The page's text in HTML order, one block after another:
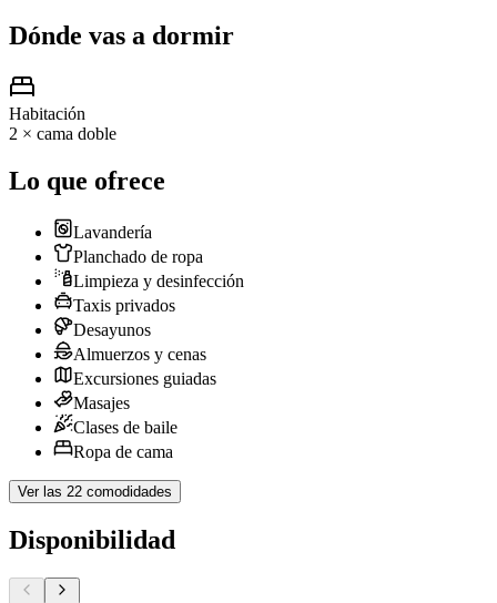
Dónde vas a dormir
Habitación
2 × cama doble
Lo que ofrece
Lavandería
Planchado de ropa
Limpieza y desinfección
Taxis privados
Desayunos
Almuerzos y cenas
Excursiones guiadas
Masajes
Clases de baile
Ropa de cama
Ver las 22 comodidades
Disponibilidad